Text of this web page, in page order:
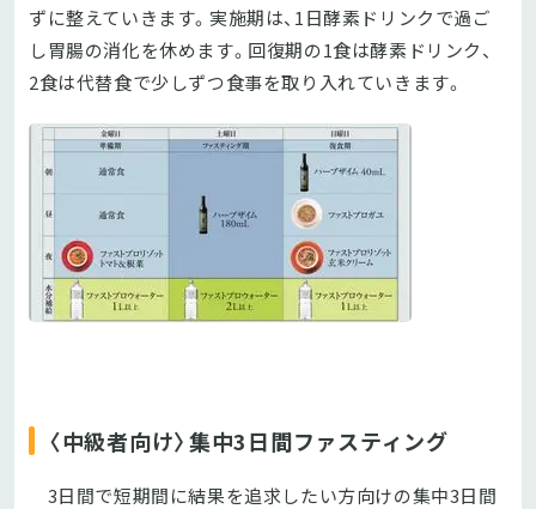
ずに整えていきます。実施期は、1日酵素ドリンクで過ご
し胃腸の消化を休めます。回復期の1食は酵素ドリンク、
2食は代替食で少しずつ食事を取り入れていきます。
〈中級者向け〉集中3日間ファスティング
3日間で短期間に結果を追求したい方向けの集中3日間